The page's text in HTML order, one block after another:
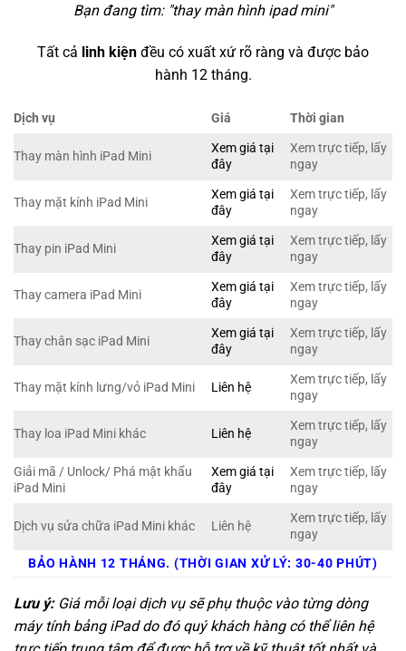
Bạn đang tìm: "thay màn hình ipad mini"
Tất cả linh kiện đều có xuất xứ rõ ràng và được bảo
hành 12 tháng.
Dịch vụ Giá Thời gian
Thay màn hình iPad Mini
Xem giá tại
đây
Xem trực tiếp, lấy
ngay
Thay mặt kính iPad Mini
Xem giá tại
đây
Xem trực tiếp, lấy
ngay
Thay pin iPad Mini
Xem giá tại
đây
Xem trực tiếp, lấy
ngay
Thay camera iPad Mini
Xem giá tại
đây
Xem trực tiếp, lấy
ngay
Thay chân sạc iPad Mini
Xem giá tại
đây
Xem trực tiếp, lấy
ngay
Thay mặt kính lưng/vỏ iPad Mini Liên hệ
Xem trực tiếp, lấy
ngay
Thay loa iPad Mini khác Liên hệ
Xem trực tiếp, lấy
ngay
Giải mã / Unlock/ Phá mật khẩu
iPad Mini
Xem giá tại
đây
Xem trực tiếp, lấy
ngay
Dịch vụ sửa chữa iPad Mini khác Liên hệ
Xem trực tiếp, lấy
ngay
BẢO HÀNH 12 THÁNG. (THỜI GIAN XỬ LÝ: 30-40 PHÚT)
Lưu ý:Giá mỗi loại dịch vụ sẽ phụ thuộc vào từng dòng
máy tính bảng iPad do đó quý khách hàng có thể liên hệ